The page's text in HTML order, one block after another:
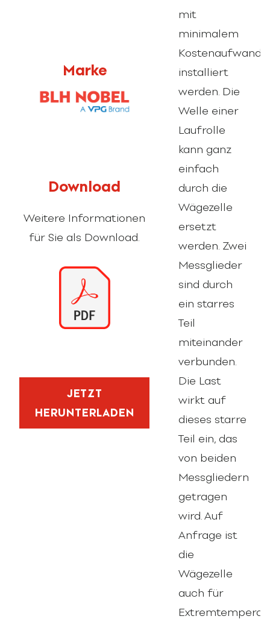
Marke
Download
Weitere Informationen
für Sie als Download.
JETZT
HERUNTERLADEN
mit
minimalem
Kostenaufwand
installiert
werden. Die
Welle einer
Laufrolle
kann ganz
einfach
durch die
Wägezelle
ersetzt
werden. Zwei
Messglieder
sind durch
ein starres
Teil
miteinander
verbunden.
Die Last
wirkt auf
dieses starre
Teil ein, das
von beiden
Messgliedern
getragen
wird. Auf
Anfrage ist
die
Wägezelle
auch für